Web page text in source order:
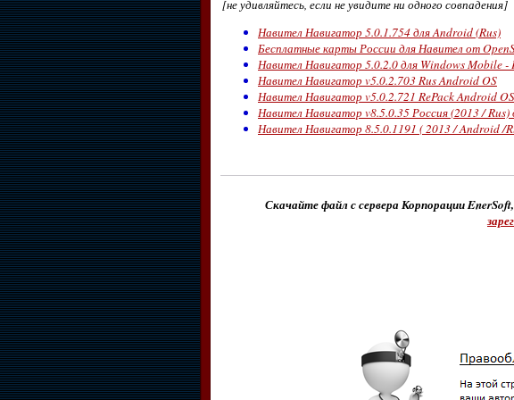
[не удивляйтесь, если не увидите ни одного совпадения]
Навител Навигатор 5.0.1.754 для Android (Rus)
Бесплатные карты России для Навител от
Навител Навигатор 5.0.2.0 для Windows Mobile -
Навител Навигатор v5.0.2.703 Rus Android OS
Навител Навигатор v5.0.2.721 RePack Android OS
Навител Навигатор v8.5.0.35 Россия (2013 /
Навител Навигатор 8.5.0.1191 ( 2013 / Android /
Скачайте файл с сервера Корпорации